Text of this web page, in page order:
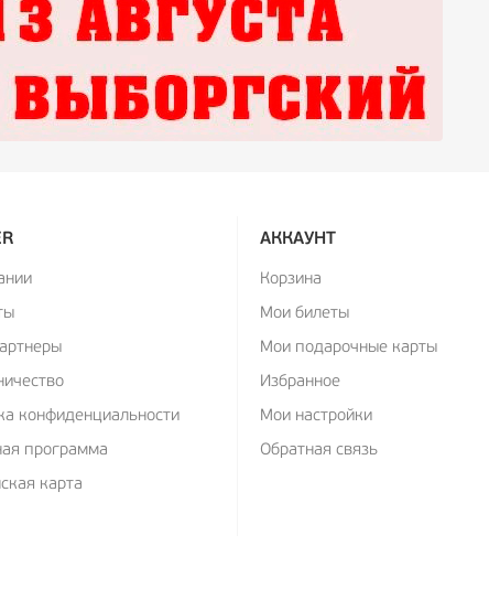
конфиденциальности
программа
карта
АККАУНТ
Корзина
Мои билеты
Мои подарочные карты
Избранное
Мои настройки
Обратная связь